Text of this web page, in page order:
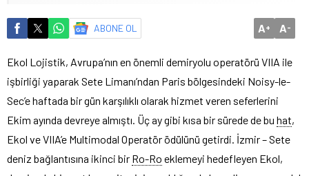
ABONE OL A+ A-
Ekol Lojistik, Avrupa’nın en önemli demiryolu operatörü VIIA ile
işbirliği yaparak Sete Limanı’ndan Paris bölgesindeki Noisy-le-
Sec’e haftada bir gün karşılıklı olarak hizmet veren seferlerini
Ekim ayında devreye almıştı. Üç ay gibi kısa bir sürede de bu hat,
Ekol ve VIIA’e Multimodal Operatör ödülünü getirdi. İzmir – Sete
deniz bağlantısına ikinci bir Ro-Ro eklemeyi hedefleyen Ekol,